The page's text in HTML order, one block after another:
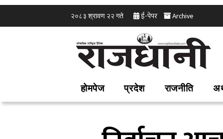
२०८३ श्रावण २२ गते ई-पेपर Archive
होमपेज प्रदेश राजनीति